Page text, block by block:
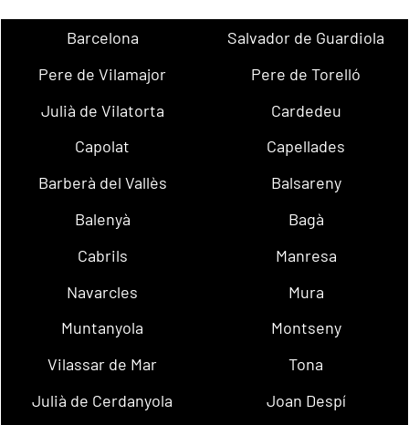
Barcelona
Salvador de Guardiola
Pere de Vilamajor
Pere de Torelló
Julià de Vilatorta
Cardedeu
Capolat
Capellades
Barberà del Vallès
Balsareny
Balenyà
Bagà
Cabrils
Manresa
Navarcles
Mura
Muntanyola
Montseny
Vilassar de Mar
Tona
Julià de Cerdanyola
Joan Despí